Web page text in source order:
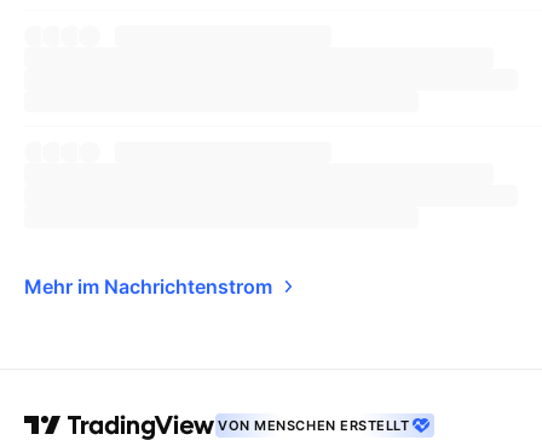
Mehr im Nachrichtenstrom
VON MENSCHEN ERSTELLT